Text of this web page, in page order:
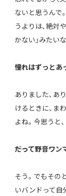
ないと思うんで
うよりは、絶対
かない」みたいな
――憧れはずっと
ありました、あ
けるときに、ま
よね。今思うと
――だって野音ワ
そう。でもその
いバンドって自